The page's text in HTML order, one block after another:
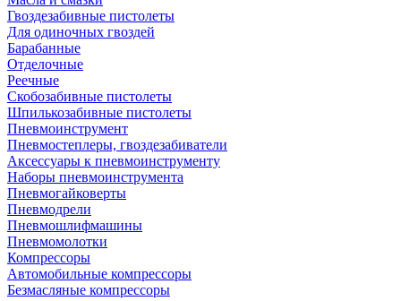
Гвоздезабивные пистолеты
Для одиночных гвоздей
Барабанные
Отделочные
Реечные
Скобозабивные пистолеты
Шпилькозабивные пистолеты
Пневмоинструмент
Пневмостеплеры, гвоздезабиватели
Аксессуары к пневмоинструменту
Наборы пневмоинструмента
Пневмогайковерты
Пневмодрели
Пневмошлифмашины
Пневмомолотки
Компрессоры
Автомобильные компрессоры
Безмасляные компрессоры